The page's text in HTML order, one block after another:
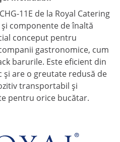
11E de la Royal Catering
componente de înaltă
conceput pentru
gastronomice, cum
barurile. Este eficient din
și are o greutate redusă de
transportabil și
pentru orice bucătar.